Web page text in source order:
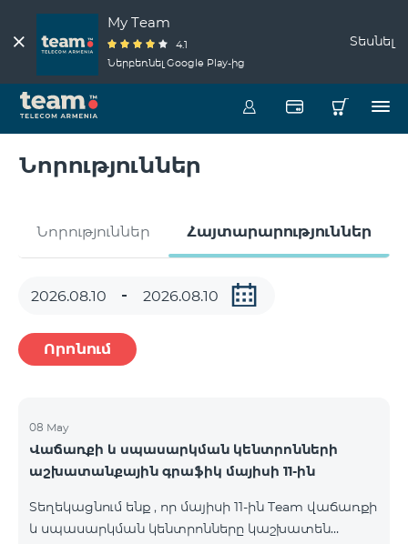
My Team
4.1
Ներբեռնել Google Play-ից
Տեսնել
Նորություններ
Նորություններ Հայտարարություններ
Որոնում
08 May
Վաճառքի և սպասարկման կենտրոնների
աշխատանքային գրաֆիկ մայիսի 11-ին
Տեղեկացնում ենք , որ մայիսի 11-ին Team վաճառքի
և սպասարկման կենտրոնները կաշխատեն